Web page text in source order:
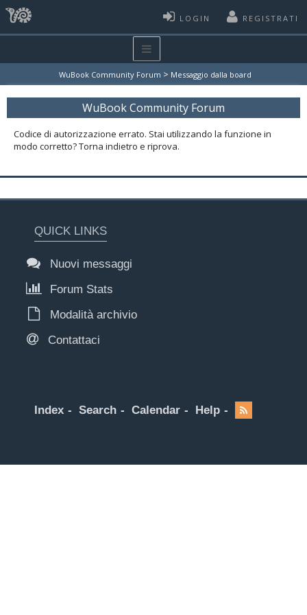
LOGIN REGISTRATI
WuBook Community Forum > Messaggio dalla board
WuBook Community Forum
Codice di autorizzazione errato. Stai utilizzando la funzione in
modo corretto? Torna indietro e riprova.
QUICK LINKS
Nuovi messaggi
Forum Stats
Modalità archivio
Contattaci
Index Search Calendar Help